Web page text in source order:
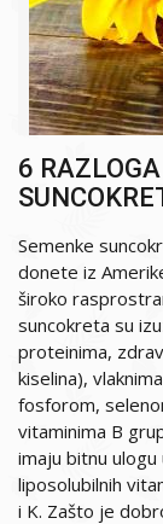
6
Semenke
donete iz
široko
suncokreta su
proteinima,
kiselina),
fosforom,
vitaminima B
imaju bitnu ulogu
liposolubilnih
i K. Zašto je